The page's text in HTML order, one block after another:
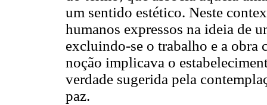
um sentido estético. Neste
humanos expressos na ideia de
excluindo-se o trabalho e a obra
noção implicava o
verdade sugerida pela
paz.